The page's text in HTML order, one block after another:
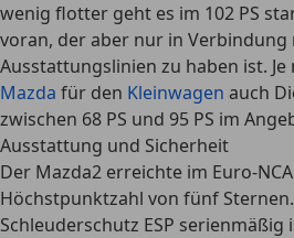
wenig flotter geht es im 102 PS
voran, der aber nur in
Ausstattungslinien zu haben ist.
Mazda für den Kleinwagen auch
zwischen 68 PS und 95 PS im
Ausstattung und Sicherheit
Der Mazda2 erreichte im Euro-
Höchstpunktzahl von fünf
Schleuderschutz ESP serienmäßig